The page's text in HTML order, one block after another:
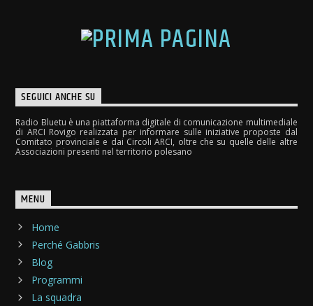
SEGUICI ANCHE SU
Radio Bluetu è una piattaforma digitale di comunicazione multimediale
di ARCI Rovigo realizzata per informare sulle iniziative proposte dal
Comitato provinciale e dai Circoli ARCI, oltre che su quelle delle altre
Associazioni presenti nel territorio polesano
MENU
Home
Perché Gabbris
Blog
Programmi
La squadra